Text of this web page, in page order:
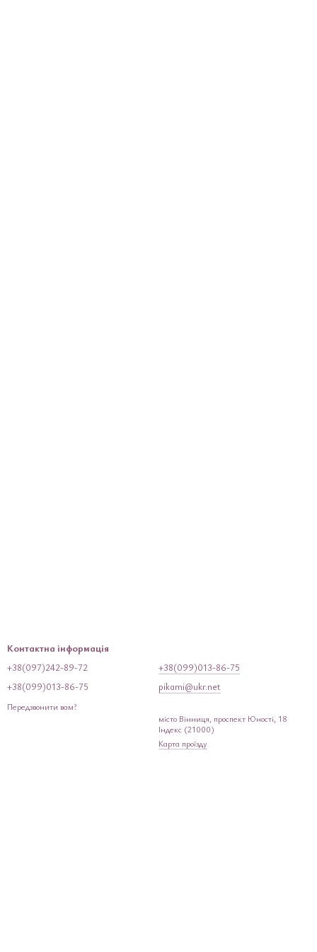
Контактна інформація
+38(097)242-89-72
+38(099)013-86-75
Передзвонити вам?
+38(099)013-86-75
pikami@ukr.net
місто Вінниця, проспект Юності, 18
Індекс (21000)
Карта проїзду